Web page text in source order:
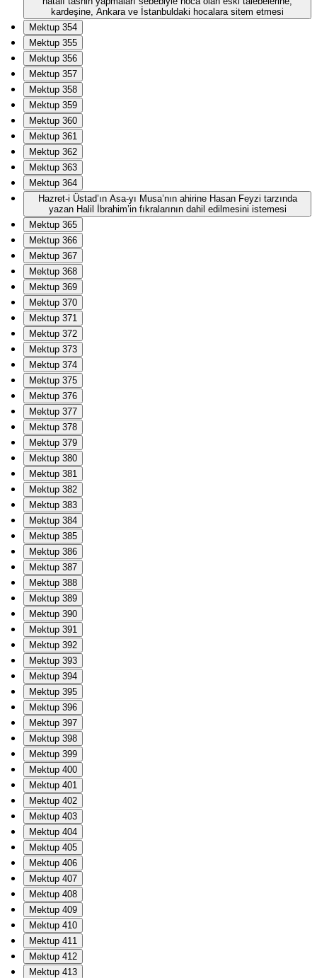
kardeşine, Ankara ve İstanbuldaki hocalara sitem etmesi
Mektup 354
Mektup 355
Mektup 356
Mektup 357
Mektup 358
Mektup 359
Mektup 360
Mektup 361
Mektup 362
Mektup 363
Mektup 364
Hazret-i Üstad’ın Asa-yı Musa’nın ahirine Hasan Feyzi tarzında
yazan Halil İbrahim’in fıkralarının dahil edilmesini istemesi
Mektup 365
Mektup 366
Mektup 367
Mektup 368
Mektup 369
Mektup 370
Mektup 371
Mektup 372
Mektup 373
Mektup 374
Mektup 375
Mektup 376
Mektup 377
Mektup 378
Mektup 379
Mektup 380
Mektup 381
Mektup 382
Mektup 383
Mektup 384
Mektup 385
Mektup 386
Mektup 387
Mektup 388
Mektup 389
Mektup 390
Mektup 391
Mektup 392
Mektup 393
Mektup 394
Mektup 395
Mektup 396
Mektup 397
Mektup 398
Mektup 399
Mektup 400
Mektup 401
Mektup 402
Mektup 403
Mektup 404
Mektup 405
Mektup 406
Mektup 407
Mektup 408
Mektup 409
Mektup 410
Mektup 411
Mektup 412
Mektup 413